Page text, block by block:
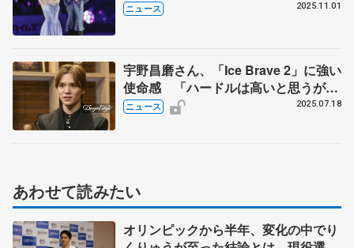
ニュース 2025.11.01
宇野昌磨さん、「Ice Brave 2」に強い
使命感 「ハードルは高いと思うが、
もっと驚かせたい」
ニュース 2025.07.18
あわせて読みたい
オリンピックから半年、変化の中でり